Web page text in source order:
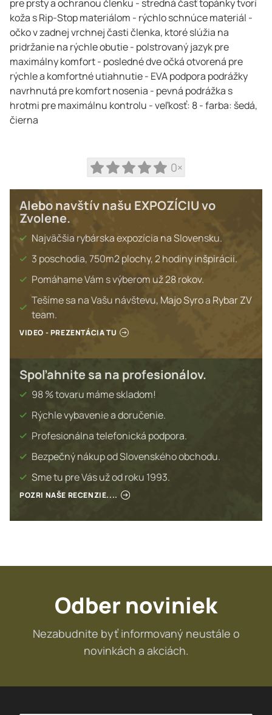
pre prsty a ochranou členku - stredná časť topánky tvorí
koža s Rip-Stop materiálom - rýchlo schnúce materiál -
očko v zadnej vrchnej časti členka, ktoré slúžia na
pridržanie na rýchle obutie - polstrovaný jazyk pre
maximálny komfort - posledné dve očká otvorená pre
rýchle a komfortné utiahnutie - EVA podpora podrážky
navrhnutá pre komfort nosenia - pevná podrážka s
hrotmi pre maximálnu kontrolu - veľkosť: 8 - farba: šedá,
čierna
0×
Alebo navštív našu EXPOZÍCIU vo
Zvolene.
Najväčšia rybárska expozícia na Slovensku.
3 poschodia, 750m2 plochy, 2 hodiny inšpirácii.
Pomáhame Vám s výberom už 28 rokov.
Tešíme sa na Vašu návštevu, Majo Syro a Rybar ZV
team.
VIDEO - PREZENTÁCIA TU
Spoľahnite sa na profesionálov.
98 % tovaru máme skladom!
Rýchle vybavenie a doručenie.
Profesionálna telefonická podpora.
Bezpečný nákup od Slovenského obchodu.
Sme tu pre Vás už od roku 1993.
POZRI NAŠE RECENZIE....
Odber noviniek
Nezabudnite byť informovaný neustále o
novinkách a akciách.